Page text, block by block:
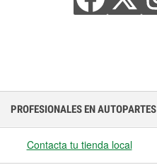
PROFESIONALES EN AUTOPARTES
Contacta tu tienda local